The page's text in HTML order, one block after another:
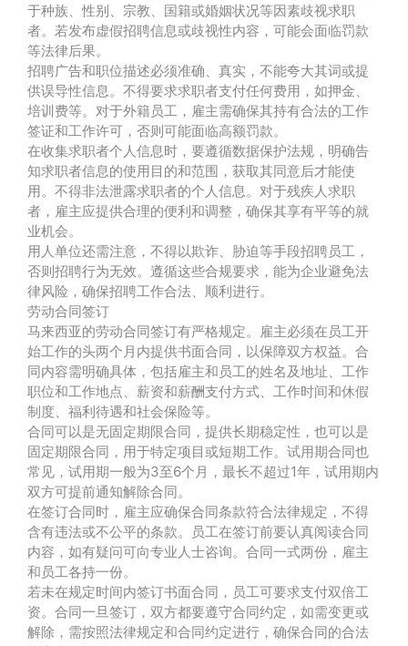
于种族、性别、宗教、国籍或婚姻状况等因素歧视求职
者。若发布虚假招聘信息或歧视性内容，可能会面临罚款
等法律后果。
招聘广告和职位描述必须准确、真实，不能夸大其词或提
供误导性信息。不得要求求职者支付任何费用，如押金、
培训费等。对于外籍员工，雇主需确保其持有合法的工作
签证和工作许可，否则可能面临高额罚款。
在收集求职者个人信息时，要遵循数据保护法规，明确告
知求职者信息的使用目的和范围，获取其同意后才能使
用。不得非法泄露求职者的个人信息。对于残疾人求职
者，雇主应提供合理的便利和调整，确保其享有平等的就
业机会。
用人单位还需注意，不得以欺诈、胁迫等手段招聘员工，
否则招聘行为无效。遵循这些合规要求，能为企业避免法
律风险，确保招聘工作合法、顺利进行。
劳动合同签订
马来西亚的劳动合同签订有严格规定。雇主必须在员工开
始工作的头两个月内提供书面合同，以保障双方权益。合
同内容需明确具体，包括雇主和员工的姓名及地址、工作
职位和工作地点、薪资和薪酬支付方式、工作时间和休假
制度、福利待遇和社会保险等。
合同可以是无固定期限合同，提供长期稳定性，也可以是
固定期限合同，用于特定项目或短期工作。试用期合同也
常见，试用期一般为3至6个月，最长不超过1年，试用期内
双方可提前通知解除合同。
在签订合同时，雇主应确保合同条款符合法律规定，不得
含有违法或不公平的条款。员工在签订前要认真阅读合同
内容，如有疑问可向专业人士咨询。合同一式两份，雇主
和员工各持一份。
若未在规定时间内签订书面合同，员工可要求支付双倍工
资。合同一旦签订，双方都要遵守合同约定，如需变更或
解除，需按照法律规定和合同约定进行，确保合同的合法